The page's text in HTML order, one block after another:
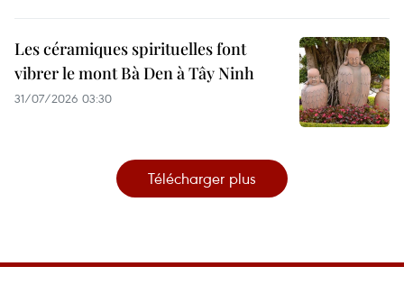
Les céramiques spirituelles font
vibrer le mont Bà Den à Tây Ninh
31/07/2026 03:30
Télécharger plus